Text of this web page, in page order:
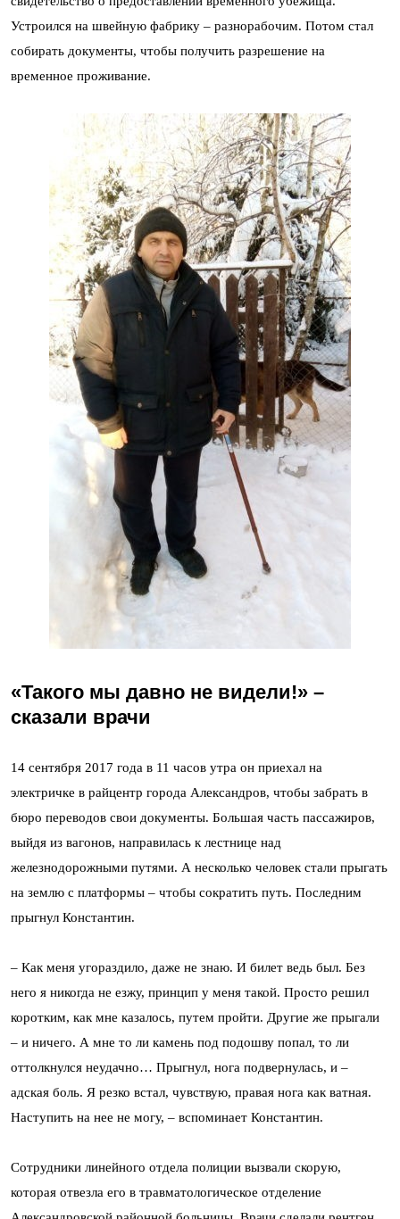
Устроился на швейную фабрику – разнорабочим. Потом стал
собирать документы, чтобы получить разрешение на
временное проживание.
«Такого мы давно не видели!» –
сказали врачи
14 сентября 2017 года в 11 часов утра он приехал на
электричке в райцентр города Александров, чтобы забрать в
бюро переводов свои документы. Большая часть пассажиров,
выйдя из вагонов, направилась к лестнице над
железнодорожными путями. А несколько человек стали прыгать
на землю с платформы – чтобы сократить путь. Последним
прыгнул Константин.
– Как меня угораздило, даже не знаю. И билет ведь был. Без
него я никогда не езжу, принцип у меня такой. Просто решил
коротким, как мне казалось, путем пройти. Другие же прыгали
– и ничего. А мне то ли камень под подошву попал, то ли
оттолкнулся неудачно… Прыгнул, нога подвернулась, и –
адская боль. Я резко встал, чувствую, правая нога как ватная.
Наступить на нее не могу, – вспоминает Константин.
Сотрудники линейного отдела полиции вызвали скорую,
которая отвезла его в травматологическое отделение